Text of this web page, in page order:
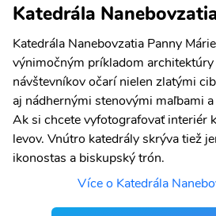
Katedrála
Katedrála Nanebovzatia Panny
výnimočným príkladom
návštevníkov očarí nielen zlatými
aj nádhernými stenovými maľbami
Ak si chcete vyfotografovať interiér
levov. Vnútro katedrály skrýva tiež
ikonostas a biskupský trón.
Více o Katedrála